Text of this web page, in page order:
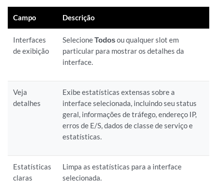
Campo Descrição
Interfaces
de exibição
SelecioneTodosou qualquer slot em
particular para mostrar os detalhes da
interface.
Veja
detalhes
Exibe estatísticas extensas sobre a
interface selecionada, incluindo seu status
geral, informações de tráfego, endereço IP,
erros de E/S, dados de classe de serviço e
estatísticas.
Estatísticas
claras
Limpa as estatísticas para a interface
selecionada.